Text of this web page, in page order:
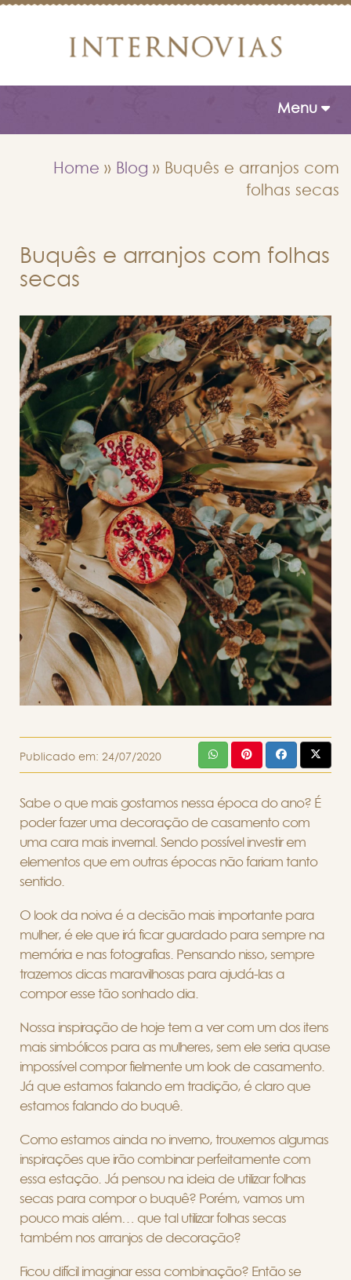
Toggle
Menu
Home » Blog » Buquês e arranjos com
folhas secas
Buquês e arranjos com folhas
secas
Publicado em: 24/07/2020
Sabe o que mais gostamos nessa época do ano? É
poder fazer uma decoração de casamento com
uma cara mais invernal. Sendo possível investir em
elementos que em outras épocas não fariam tanto
sentido.
O look da noiva é a decisão mais importante para
mulher, é ele que irá ficar guardado para sempre na
memória e nas fotografias. Pensando nisso, sempre
trazemos dicas maravilhosas para ajudá-las a
compor esse tão sonhado dia.
Nossa inspiração de hoje tem a ver com um dos itens
mais simbólicos para as mulheres, sem ele seria quase
impossível compor fielmente um look de casamento.
Já que estamos falando em tradição, é claro que
estamos falando do buquê.
Como estamos ainda no inverno, trouxemos algumas
inspirações que irão combinar perfeitamente com
essa estação. Já pensou na ideia de utilizar folhas
secas para compor o buquê? Porém, vamos um
pouco mais além… que tal utilizar folhas secas
também nos arranjos de decoração?
Ficou difícil imaginar essa combinação? Então se